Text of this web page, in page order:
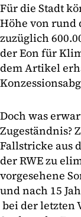
Für die Stadt
Höhe von rund
zuzüglich
der Eon für
dem Artikel
Doch was
Zugeständnis?
Fallstricke aus
der RWE zu
vorgesehene
und nach 15
bei der letzten